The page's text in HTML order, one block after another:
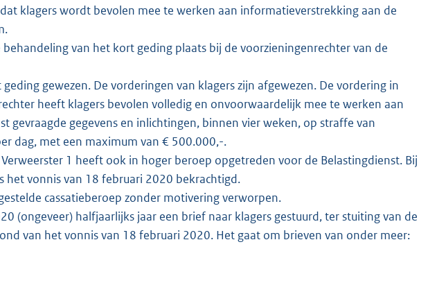
klagers wordt bevolen mee te werken aan informatieverstrekking aan de
van het kort geding plaats bij de voorzieningenrechter van de
gewezen. De vorderingen van klagers zijn afgewezen. De vordering in
heeft klagers bevolen volledig en onvoorwaardelijk mee te werken aan
gevraagde gegevens en inlichtingen, binnen vier weken, op straffe van
dag, met een maximum van € 500.000,-.
1 heeft ook in hoger beroep opgetreden voor de Belastingdienst. Bij
het vonnis van 18 februari 2020 bekrachtigd.
cassatieberoep zonder motivering verworpen.
(ongeveer) halfjaarlijks jaar een brief naar klagers gestuurd, ter stuiting van de
van het vonnis van 18 februari 2020. Het gaat om brieven van onder meer: